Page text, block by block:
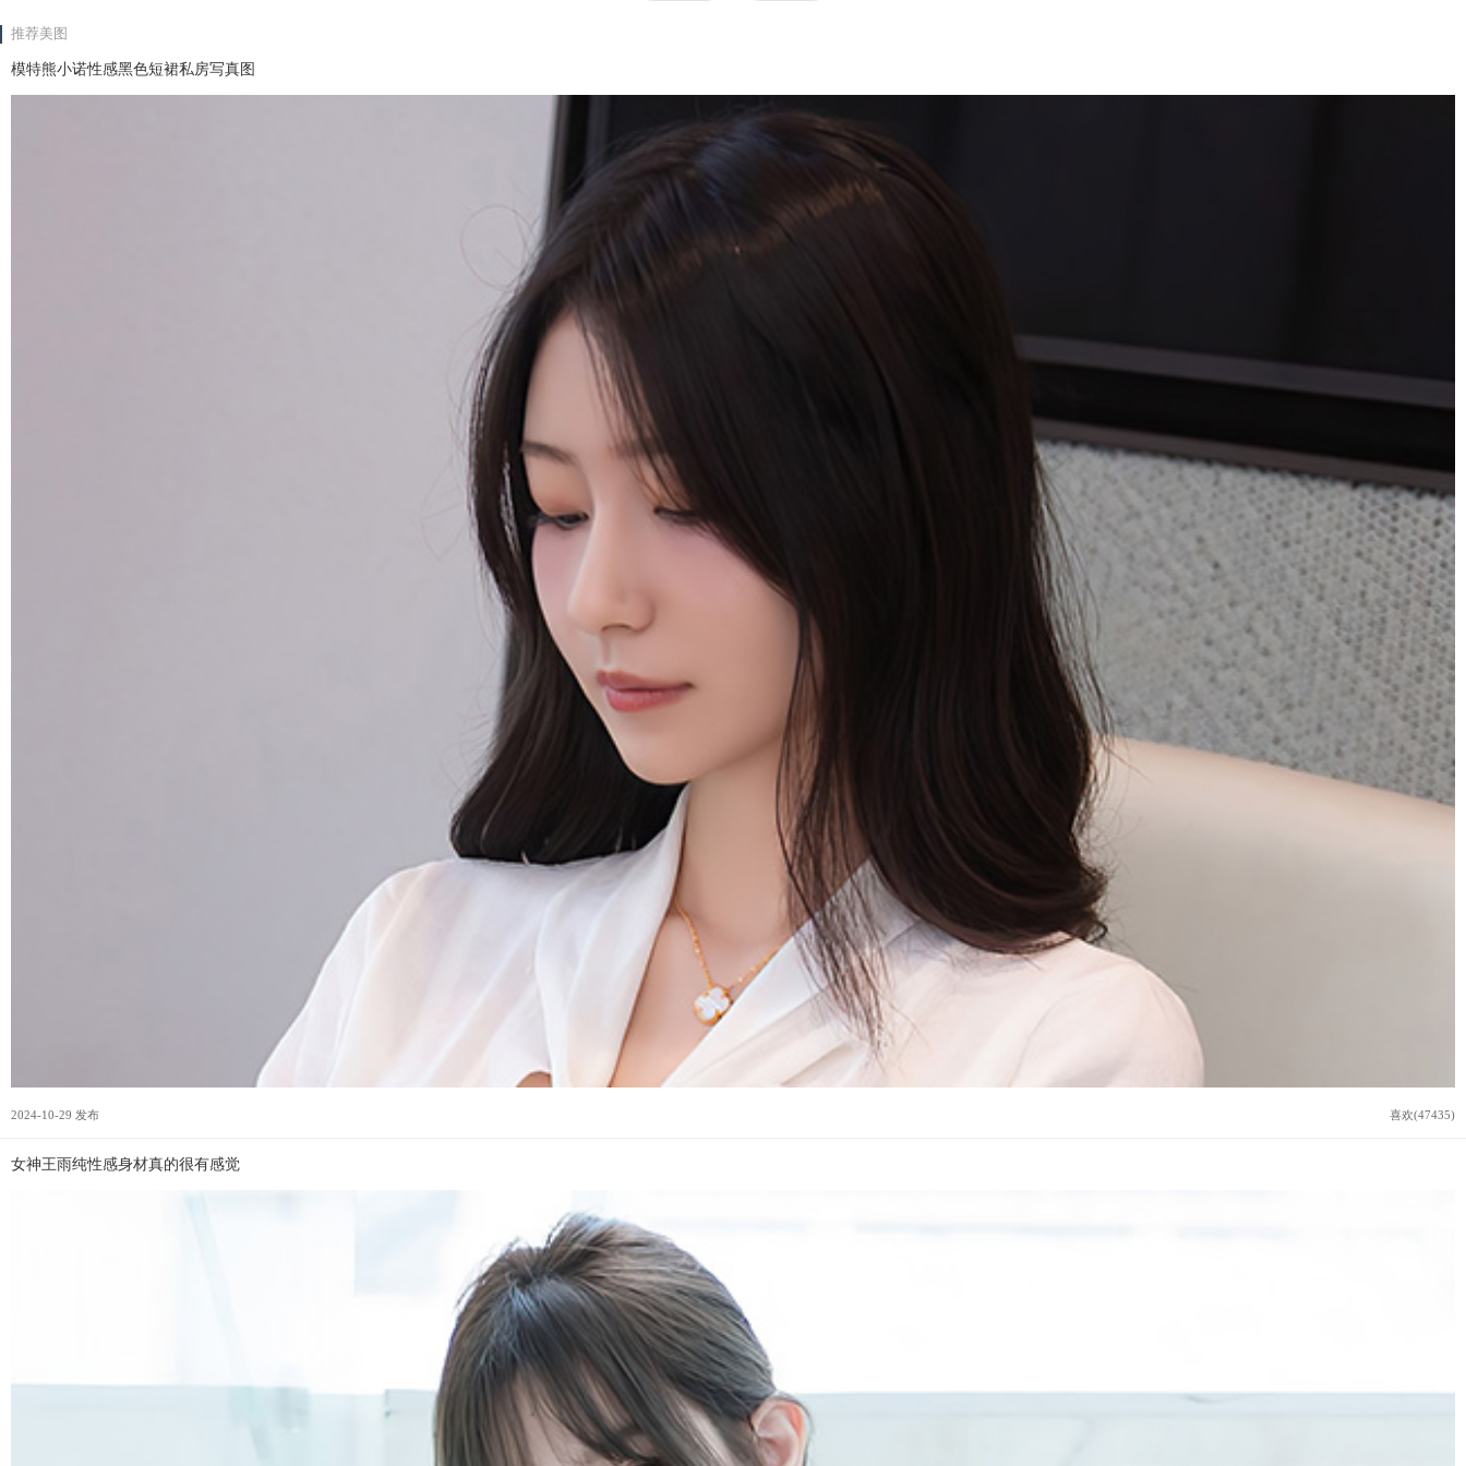
推荐美图
模特熊小诺性感黑色短裙私房写真图
2024-10-29 发布 喜欢(47435)
女神王雨纯性感身材真的很有感觉